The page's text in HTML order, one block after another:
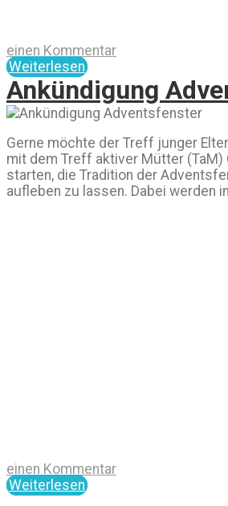
einen Kommentar
Weiterlesen
Ankündigung
Gerne möchte der Treff junger
mit dem Treff aktiver Mütter (TaM)
starten, die Tradition der
aufleben zu lassen. Dabei werden
einen Kommentar
Weiterlesen